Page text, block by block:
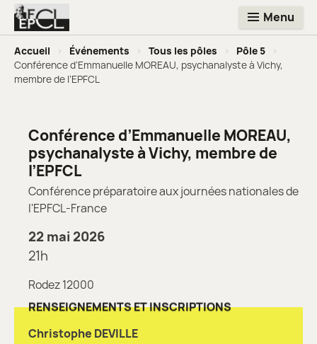
Menu
Accueil > Événements > Tous les pôles > Pôle 5
>
Conférence d’Emmanuelle MOREAU, psychanalyste à Vichy,
membre de l’EPFCL
Conférence d’Emmanuelle MOREAU,
psychanalyste à Vichy, membre de
l’EPFCL
Conférence préparatoire aux journées nationales de
l'EPFCL-France
22 mai 2026
21h
Rodez 12000
RENSEIGNEMENTS ET INSCRIPTIONS
Christophe DEVILLE